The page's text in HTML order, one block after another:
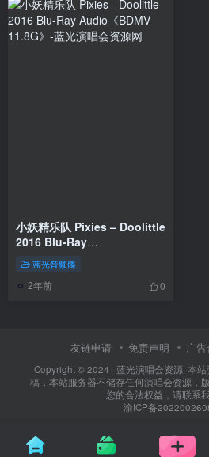
小妖精乐队 Pixies – Doolittle
2016 Blu-Ray
Audio《BDMV 11.8G》
蓝光音频碟
2年前 0
友链申请 免责声明 广
Copyright © 2024 · 蓝光演唱会资源 ·本站
稿，本站服务器不储存任何演唱会资源，
您的合法权益，请联系
渝ICP备